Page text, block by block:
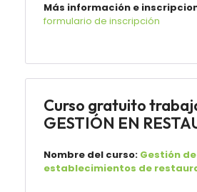
Más información e
formulario de inscripción
Curso gratuito
GESTIÓN EN
Nombre del curso: Gestión de
establecimientos de